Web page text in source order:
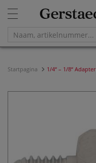
Startpagina 1/4“ – 1/8“ Adapter